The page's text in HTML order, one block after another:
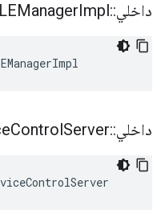
داخلي::
Impl
داخلي::
ControlServer